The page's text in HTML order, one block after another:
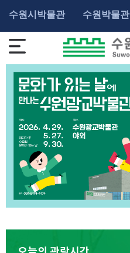
수원시박물관 수원박물관